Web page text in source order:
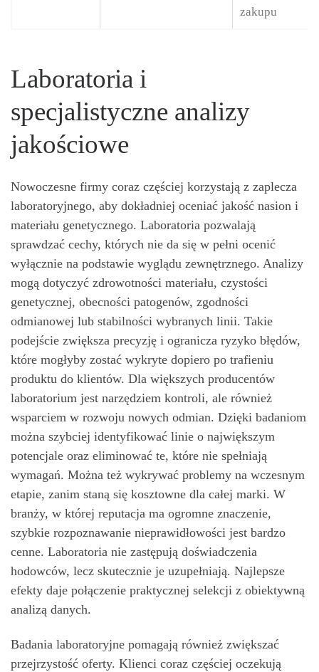
zakupu
Laboratoria i
specjalistyczne analizy
jakościowe
Nowoczesne firmy coraz częściej korzystają z zaplecza
laboratoryjnego, aby dokładniej oceniać jakość nasion i
materiału genetycznego. Laboratoria pozwalają
sprawdzać cechy, których nie da się w pełni ocenić
wyłącznie na podstawie wyglądu zewnętrznego. Analizy
mogą dotyczyć zdrowotności materiału, czystości
genetycznej, obecności patogenów, zgodności
odmianowej lub stabilności wybranych linii. Takie
podejście zwiększa precyzję i ogranicza ryzyko błędów,
które mogłyby zostać wykryte dopiero po trafieniu
produktu do klientów. Dla większych producentów
laboratorium jest narzędziem kontroli, ale również
wsparciem w rozwoju nowych odmian. Dzięki badaniom
można szybciej identyfikować linie o największym
potencjale oraz eliminować te, które nie spełniają
wymagań. Można też wykrywać problemy na wczesnym
etapie, zanim staną się kosztowne dla całej marki. W
branży, w której reputacja ma ogromne znaczenie,
szybkie rozpoznawanie nieprawidłowości jest bardzo
cenne. Laboratoria nie zastępują doświadczenia
hodowców, lecz skutecznie je uzupełniają. Najlepsze
efekty daje połączenie praktycznej selekcji z obiektywną
analizą danych.
Badania laboratoryjne pomagają również zwiększać
przejrzystość oferty. Klienci coraz częściej oczekują